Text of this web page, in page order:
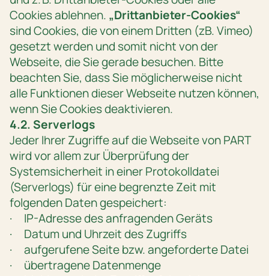
Cookies ablehnen. „Drittanbieter-Cookies“
sind Cookies, die von einem Dritten (zB. Vimeo)
gesetzt werden und somit nicht von der
Webseite, die Sie gerade besuchen. Bitte
beachten Sie, dass Sie möglicherweise nicht
alle Funktionen dieser Webseite nutzen können,
wenn Sie Cookies deaktivieren.
4.2. Serverlogs
Jeder Ihrer Zugriffe auf die Webseite von PART
wird vor allem zur Überprüfung der
Systemsicherheit in einer Protokolldatei
(Serverlogs) für eine begrenzte Zeit mit
folgenden Daten gespeichert:
· IP-Adresse des anfragenden Geräts
· Datum und Uhrzeit des Zugriffs
· aufgerufene Seite bzw. angeforderte Datei
· übertragene Datenmenge